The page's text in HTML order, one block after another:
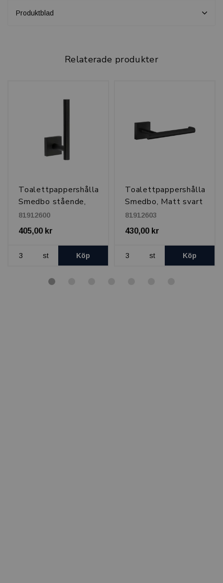
Produktblad
Relaterade produkter
Toalettpappershållare
Smedbo stående,
Matt Svart
81912600
405,00 kr
st Köp
Toalettpappershållare
Smedbo, Matt svart
81912603
430,00 kr
st Köp